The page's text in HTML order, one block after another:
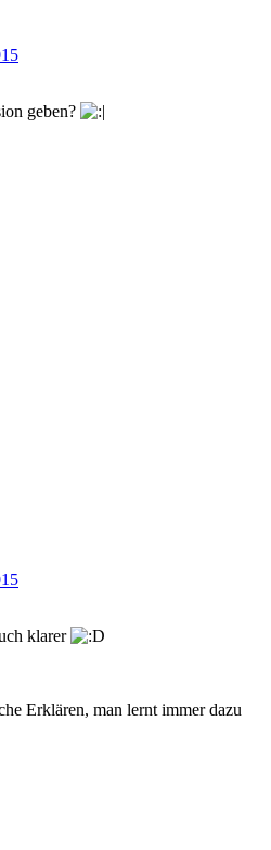
geben?
klarer
Erklären, man lernt immer dazu